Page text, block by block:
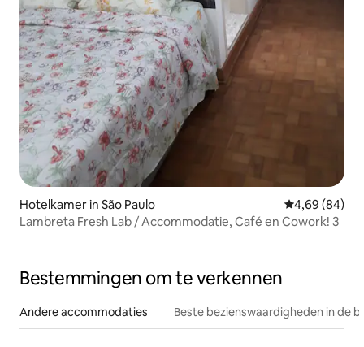
Hotelkamer in São Paulo Gemiddelde
4,69 (84)
Lambreta Fresh Lab / Accommodatie, Café en Cowork! 3
Bestemmingen om te verkennen
Andere accommodaties Beste bezienswaardigheden in de